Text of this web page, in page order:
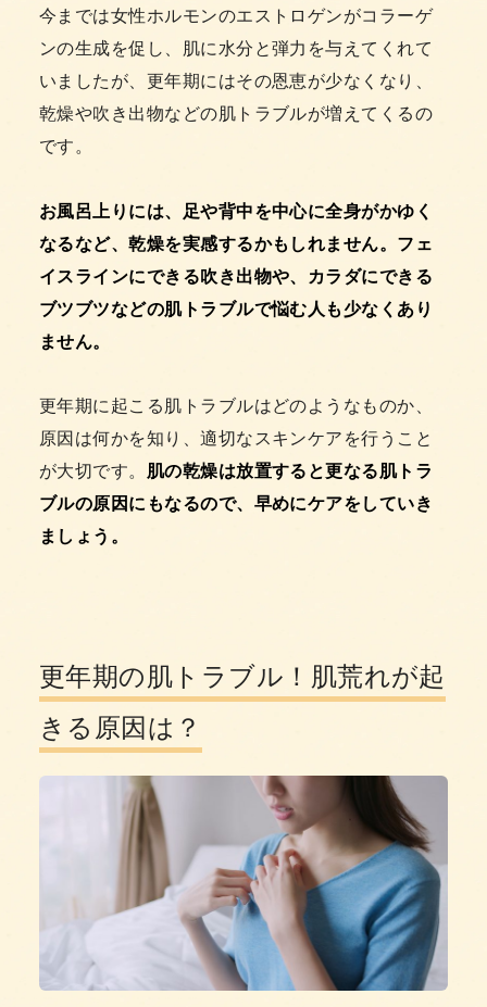
今までは女性ホルモンのエストロゲンがコラーゲ
ンの生成を促し、肌に水分と弾力を与えてくれて
いましたが、更年期にはその恩恵が少なくなり、
乾燥や吹き出物などの肌トラブルが増えてくるの
です。
お風呂上りには、足や背中を中心に全身がかゆく
なるなど、乾燥を実感するかもしれません。フェ
イスラインにできる吹き出物や、カラダにできる
ブツブツなどの肌トラブルで悩む人も少なくあり
ません。
更年期に起こる肌トラブルはどのようなものか、
原因は何かを知り、適切なスキンケアを行うこと
が大切です。 肌の乾燥は放置すると更なる肌トラ
ブルの原因にもなるので、早めにケアをしていき
ましょう。
更年期の肌トラブル！肌荒れが起
きる原因は？